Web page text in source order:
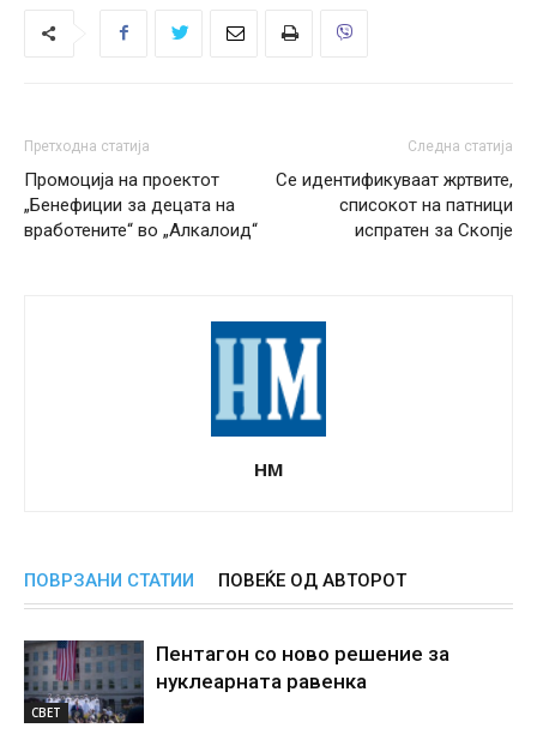
Претходна статија
Промоција на проектот
„Бенефиции за децата на
вработените“ во „Алкалоид“
Следна статија
Се идентификуваат жртвите,
списокот на патници
испратен за Скопје
НМ
ПОВРЗАНИ СТАТИИ ПОВЕЌЕ ОД АВТОРОТ
СВЕТ
Пентагон со ново решение за
нуклеарната равенка